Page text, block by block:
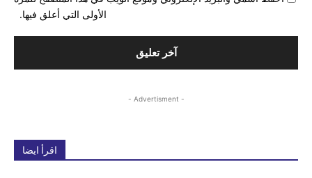
الأولى التي أعلق فيها.
- Advertisment -
اقرأ ايضا